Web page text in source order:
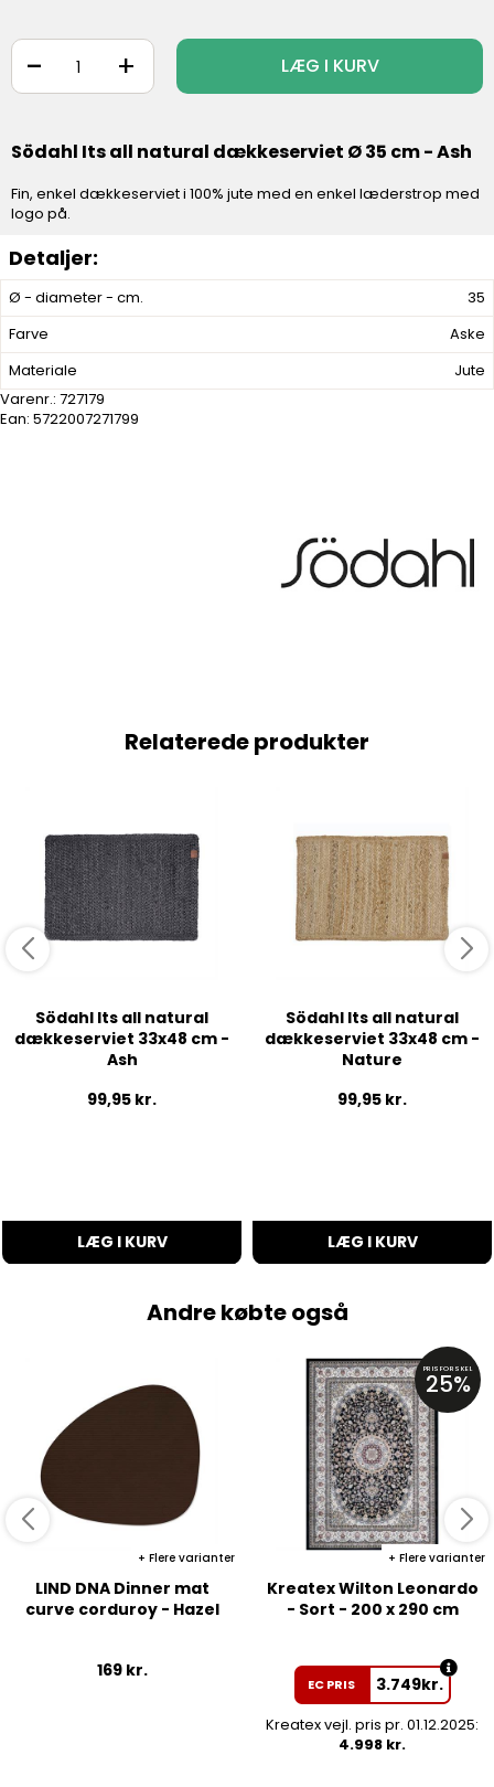
Ø - diameter - cm.
35
Farve
Aske
Materiale
Jute
Varenr.: 727179
Ean: 5722007271799
+
- LÆG I KURV
Södahl Its all natural dækkeserviet Ø 35 cm - Ash
Fin, enkel dækkeserviet i 100% jute med en enkel læderstrop med
logo på.
Relaterede produkter
Södahl Its all natural
dækkeserviet 33x48 cm -
Ash
99,95 kr.
LÆG I KURV
Södahl Its all natural
dækkeserviet 33x48 cm -
Nature
99,95 kr.
LÆG I KURV
Andre købte også
Flere varianter
LIND DNA Dinner mat
curve corduroy - Hazel
169 kr.
PRISFORSKEL
25%
Flere varianter
Kreatex Wilton Leonardo
- Sort - 200 x 290 cm
EC PRIS 3.749kr.
Kreatex vejl. pris pr. 01.12.2025:
4.998 kr.